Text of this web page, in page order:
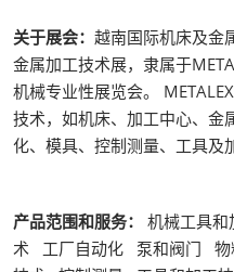
关于展会： 越南国际机床及金
金属加工技术展，隶属于
机械专业性展览会。
技术，如机床、加工中心、金
化、模具、控制测量、工具及
产品范围和服务：
机械工具
术 工厂自动化 泵和阀门 物